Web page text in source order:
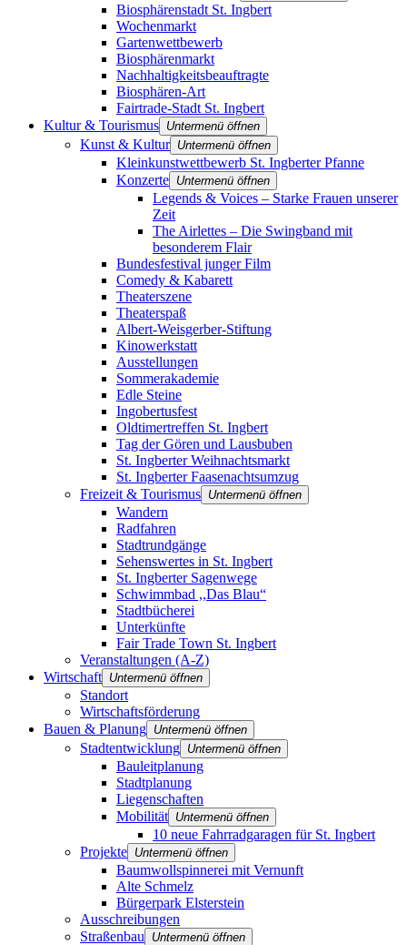
Biosphärenstadt St. Ingbert
Wochenmarkt
Gartenwettbewerb
Biosphärenmarkt
Nachhaltigkeitsbeauftragte
Biosphären-Art
Fairtrade-Stadt St. Ingbert
Kultur & Tourismus Untermenü öffnen
Kunst & Kultur Untermenü öffnen
Kleinkunstwettbewerb St. Ingberter Pfanne
Konzerte Untermenü öffnen
Legends & Voices – Starke Frauen unserer
Zeit
The Airlettes – Die Swingband mit
besonderem Flair
Bundesfestival junger Film
Comedy & Kabarett
Theaterszene
Theaterspaß
Albert-Weisgerber-Stiftung
Kinowerkstatt
Ausstellungen
Sommerakademie
Edle Steine
Ingobertusfest
Oldtimertreffen St. Ingbert
Tag der Gören und Lausbuben
St. Ingberter Weihnachtsmarkt
St. Ingberter Faasenachtsumzug
Freizeit & Tourismus Untermenü öffnen
Wandern
Radfahren
Stadtrundgänge
Sehenswertes in St. Ingbert
St. Ingberter Sagenwege
Schwimmbad ,,Das Blau“
Stadtbücherei
Unterkünfte
Fair Trade Town St. Ingbert
Veranstaltungen (A-Z)
Wirtschaft Untermenü öffnen
Standort
Wirtschaftsförderung
Bauen & Planung Untermenü öffnen
Stadtentwicklung Untermenü öffnen
Bauleitplanung
Stadtplanung
Liegenschaften
Mobilität Untermenü öffnen
10 neue Fahrradgaragen für St. Ingbert
Projekte Untermenü öffnen
Baumwollspinnerei mit Vernunft
Alte Schmelz
Bürgerpark Elsterstein
Ausschreibungen
Straßenbau
Untermenü öffnen